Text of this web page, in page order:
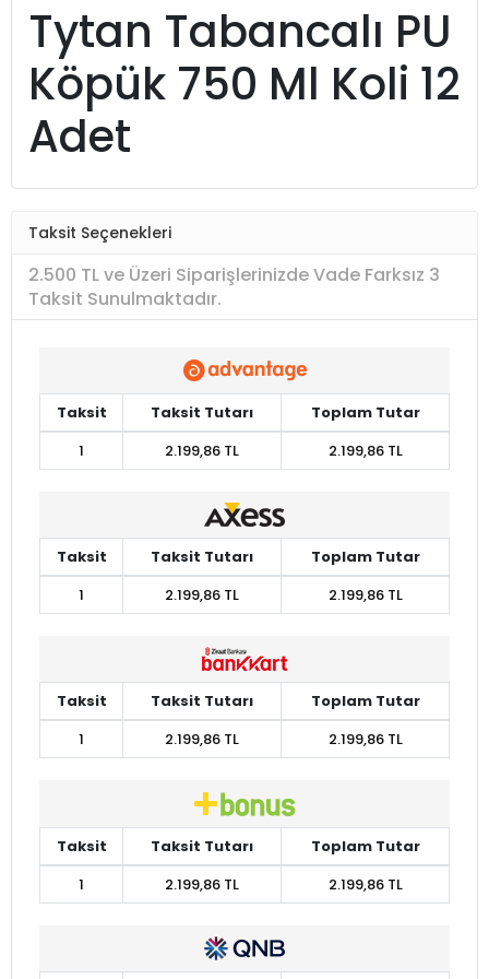
Tytan Tabancalı PU
Köpük 750 Ml Koli 12
Adet
Taksit Seçenekleri
2.500 TL ve Üzeri Siparişlerinizde Vade Farksız 3
Taksit Sunulmaktadır.
Taksit Taksit Tutarı
Toplam Tutar
1
2.199,86 TL 2.199,86 TL
Taksit Taksit Tutarı
Toplam Tutar
1
2.199,86 TL 2.199,86 TL
Taksit Taksit Tutarı
Toplam Tutar
1
2.199,86 TL 2.199,86 TL
Taksit Taksit Tutarı
Toplam Tutar
1
2.199,86 TL 2.199,86 TL